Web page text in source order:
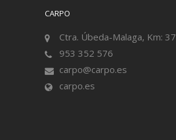
CARPO
Ctra. Úbeda-Malaga, Km: 37
953 352 576
carpo@carpo.es
carpo.es